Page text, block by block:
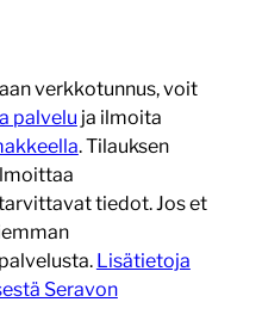
verkkotunnus, voit
palvelu ja ilmoita
. Tilauksen
tiedot. Jos et
Lisätietoja
Seravon